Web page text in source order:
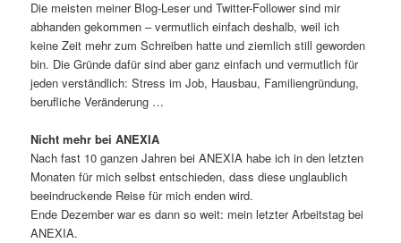
Die meisten meiner Blog-Leser und Twitter-Follower sind mir
abhanden gekommen – vermutlich einfach deshalb, weil ich
keine Zeit mehr zum Schreiben hatte und ziemlich still geworden
bin. Die Gründe dafür sind aber ganz einfach und vermutlich für
jeden verständlich: Stress im Job, Hausbau, Familiengründung,
berufliche Veränderung …
Nicht mehr bei ANEXIA
Nach fast 10 ganzen Jahren bei ANEXIA habe ich in den letzten
Monaten für mich selbst entschieden, dass diese unglaublich
beeindruckende Reise für mich enden wird.
Ende Dezember war es dann so weit: mein letzter Arbeitstag bei
ANEXIA.